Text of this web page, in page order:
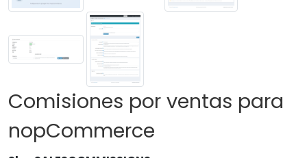
Comisiones por ventas para
nopCommerce